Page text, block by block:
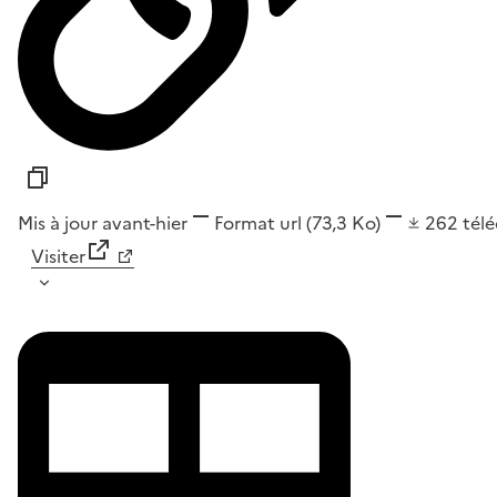
Mis à jour avant-hier Format url (73,3 Ko) 262
Visiter